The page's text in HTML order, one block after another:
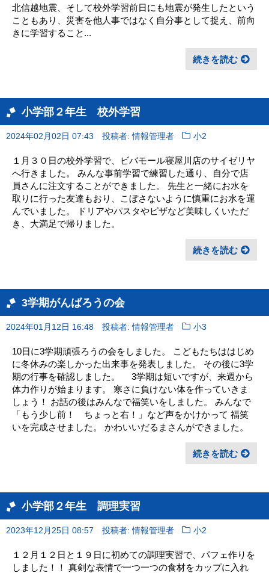
北信越地震、そして校外学習前日にも地震が発生したという
こともあり、災害を他人事ではなく自分事として捉え、前向
きに学習すること...
続きを読む
小学部２年生 校外学習
2024年02月02日 07:43 投稿者: 情報管理者 小2
１月３０日の校外学習で、ビバモール寝屋川店のサイゼリヤ
へ行きました。 みんな事前学習で練習した通り、自分で店
員さんに注文することができました。 先生と一緒にお水を
取りに行った友達もおり、こぼさないように慎重にお水を運
んでいました。 ドリアやパスタやピザなど美味しくいただ
き、大満足で帰りました。
続きを読む
3学期がんばろうの会
2024年01月12日 16:48 投稿者: 情報管理者 小3
10日に3学期頑張ろうの会をしました。 こどもたちははじめ
に冬休みの楽しかった出来事を発表しました。 その後に3学
期の行事を確認しました。 3学期は短いですが、来週から
体力作りが始まります。 寒さに負けない体を作っていきま
しょう！ お話の後はみんなで福笑いをしました。 みんなで
「もう少し前！ ちょっと右！」など声をかけかって 福笑
いを完成させました。 かわいいだるまさんができました。
続きを読む
小学部２年生 調理実習
2023年12月25日 08:57 投稿者: 情報管理者 小2
１２月１２日と１９日に初めての調理実習で、パフェ作りを
しました！！ 真剣な表情で一つ一つの食材をカップに入れ